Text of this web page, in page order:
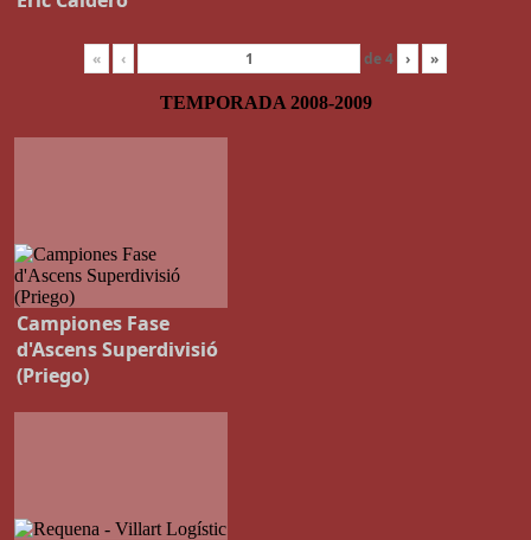
« ‹ de4 › »
TEMPORADA 2008-2009
Campiones Fase
d'Ascens Superdivisió
(Priego)